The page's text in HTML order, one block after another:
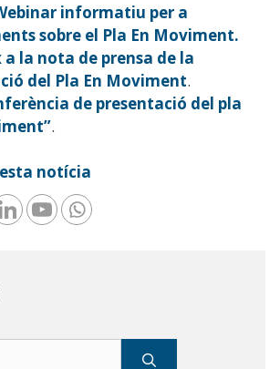
informatiu per a
sobre el Pla En Moviment.
a la nota de prensa de la
del Pla En Moviment.
de presentació del pla
.
notícia